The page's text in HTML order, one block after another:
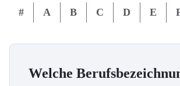
# A B C D E
Welche